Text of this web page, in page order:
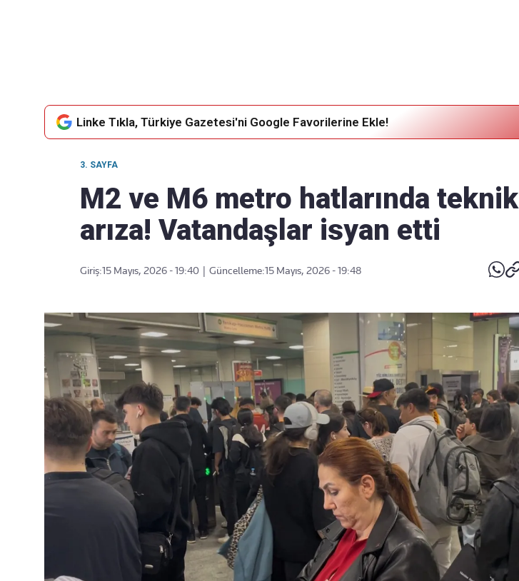
Linke Tıkla, Türkiye Gazetesi'ni Google Favorilerine Ekle!
3. SAYFA
M2 ve M6 metro hatlarında teknik
arıza! Vatandaşlar isyan etti
Giriş:15 Mayıs, 2026 - 19:40 Güncelleme:15 Mayıs, 2026 - 19:48